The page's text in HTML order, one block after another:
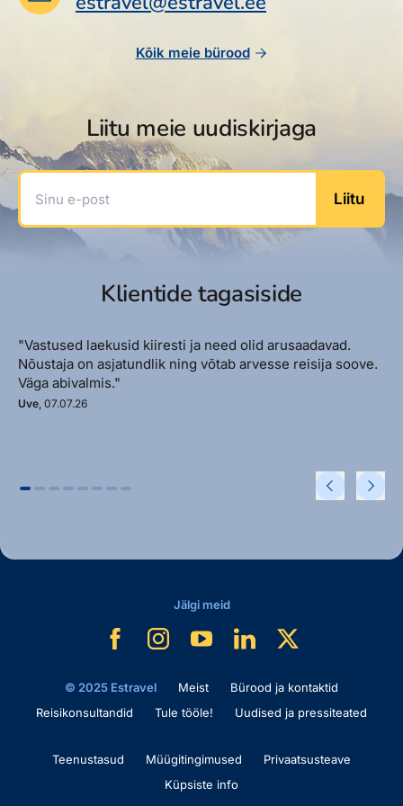
Reisitarvete e-pood
Kuldkaart
Platinum Club
Boonuspunktid
Meist
Kontaktid
Reisikonsultandi teenus
Tule tööle
Uudised
Kõik meie bürood
Liitu meie uudiskirjaga
Sinu e-post
Liitu
Klientide tagasiside
"Vastused laekusid kiiresti ja need olid arusaadavad.
Nõustaja on asjatundlik ning võtab arvesse reisija soove.
Väga abivalmis."
Uve, 07.07.26
© 2025 Estravel Meist
Bürood ja kontaktid
Reisikonsultandid
Tule tööle! Uudised ja pressiteated
Teenustasud Müügitingimused
Privaatsusteave
Küpsiste info
Jälgi meid